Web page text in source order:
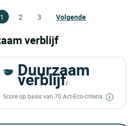
1 2 3 Volgende
verblijf
Duurzaam
verblijf/
Score op basis van 70 Act-Eco-criteria